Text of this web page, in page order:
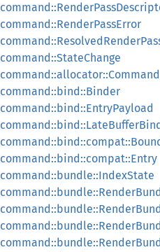
command::RenderPassError
command::StateChange
command::bind::Binder
command::bind::EntryPayload
command::bind::compat::Entry
command::bundle::IndexState